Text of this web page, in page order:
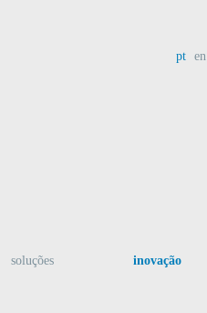
pt en
soluções inovação